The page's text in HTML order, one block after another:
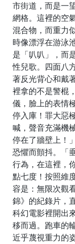
市街道，而是一
網格。這裡的空
混合物，而重力
時像漂浮在游泳
是「叭叭」，而
性兒歌。四面八
著反光背心和戴
裡拿的不是警棍
儀，臉上的表情
停入庫！罪大惡
喊，聲音充滿機
停在了牆壁上！
恐懼而顫抖。「
行為，在這裡，
點七度！按照維
容是：無限次觀
錦》的紀錄片，
科幻電影裡開出
移而過。跑車的
近乎蔑視重力的